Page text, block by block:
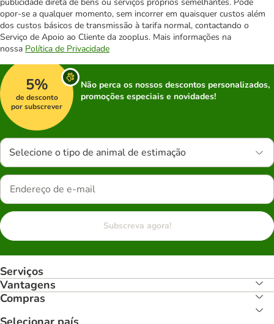
opor-se a qualquer momento, sem incorrer em quaisquer custos além
dos custos básicos de transmissão à tarifa normal, contactando o
Serviço de Apoio ao Cliente da zooplus. Mais informações na
nossa Política de Privacidade
5%
de desconto
por subscrever
Não perca os nossos descontos personalizados,
promoções especiais e novidades!
Selecione o tipo de animal de estimação
Subscreva agora!
Serviços
Vantagens
Compras